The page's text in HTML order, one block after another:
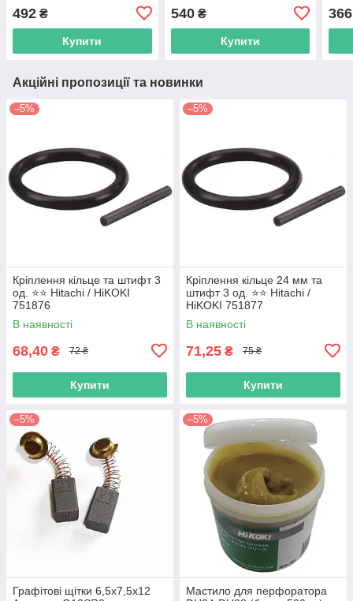
492 ₴
Купити
540₴
Купити
366
Акційні пропозиції та новинки
–5%
Кріплення кільце та штифт 3
од. ⭐️⭐️ Hitachi / HiKOKI
751876
В наявності
68,40 ₴ 72 ₴
Купити
–5%
Кріплення кільце 24 мм та
штифт 3 од. ⭐️⭐️ Hitachi /
HiKOKI 751877
В наявності
71,25 ₴ 75 ₴
Купити
–5%
Графітові щітки 6,5х7,5х12
–5%
Мастило для перфоратора